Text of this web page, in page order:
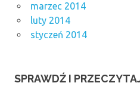
marzec 2014
luty 2014
styczeń 2014
SPRAWDŹ I